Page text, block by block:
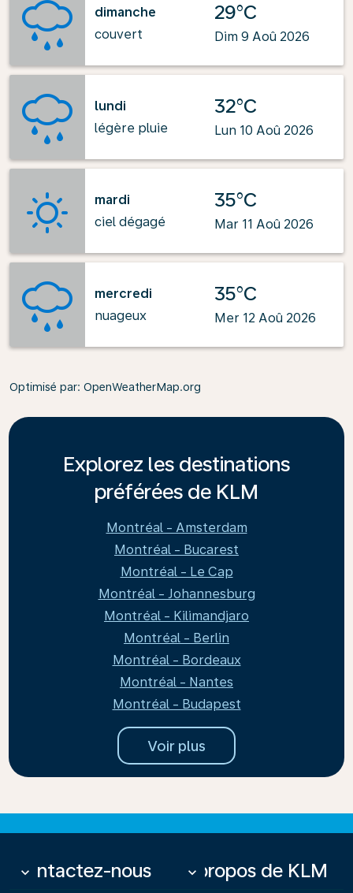
dimanche
couvert
29°C
Dim 9 Aoû 2026
lundi
légère pluie
32°C
Lun 10 Aoû 2026
mardi
ciel dégagé
35°C
Mar 11 Aoû 2026
mercredi
nuageux
35°C
Mer 12 Aoû 2026
Optimisé par: OpenWeatherMap.org
Explorez les destinations
préférées de KLM
Montréal - Amsterdam
Montréal - Bucarest
Montréal - Le Cap
Montréal - Johannesburg
Montréal - Kilimandjaro
Montréal - Berlin
Montréal - Bordeaux
Montréal - Nantes
Montréal - Budapest
Voir plus
Contactez-nous
keyboard_arrow_down À propos de KLM
keyboard_arrow_down